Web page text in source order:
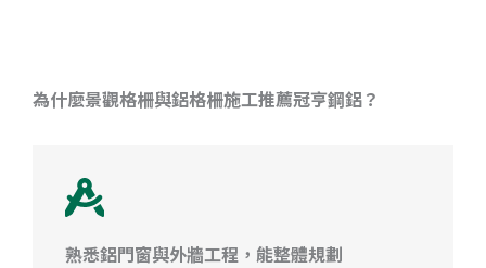
為什麼景觀格柵與鋁格柵施工推薦冠亨鋼鋁？
熟悉鋁門窗與外牆工程，能整體規劃